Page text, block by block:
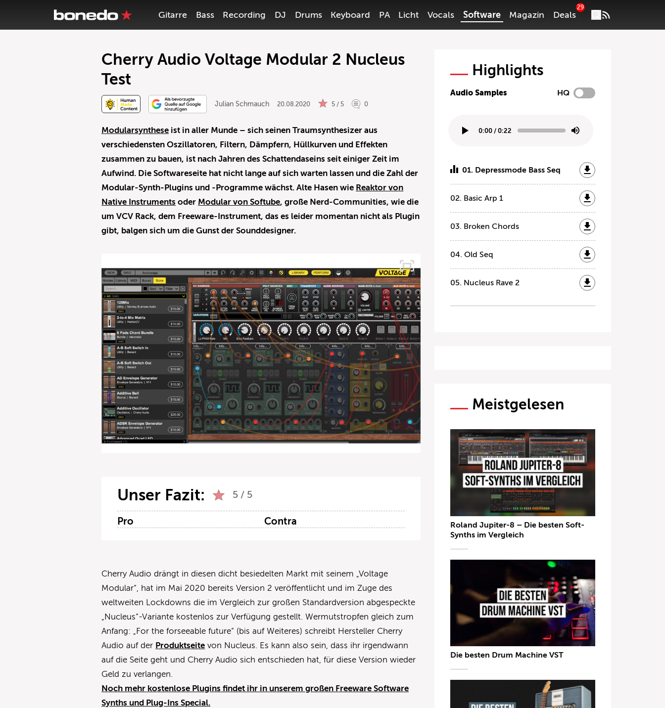
Gitarre Bass Recording DJ Drums Keyboard PA Licht Vocals Software Magazin Deals
29
Cherry Audio Voltage Modular 2 Nucleus
Test
Julian Schmauch 20.08.2020 5 / 5 0
Modularsynthese ist in aller Munde – sich seinen Traumsynthesizer aus
verschiedensten Oszillatoren, Filtern, Dämpfern, Hüllkurven und Effekten
zusammen zu bauen, ist nach Jahren des Schattendaseins seit einiger Zeit im
Aufwind. Die Softwareseite hat nicht lange auf sich warten lassen und die Zahl der
Modular-Synth-Plugins und -Programme wächst. Alte Hasen wie Reaktor von
Native Instruments oder Modular von Softube, große Nerd-Communities, wie die
um VCV Rack, dem Freeware-Instrument, das es leider momentan nicht als Plugin
gibt, balgen sich um die Gunst der Sounddesigner.
Unser Fazit: 5 / 5
Pro Contra
Cherry Audio drängt in diesen dicht besiedelten Markt mit seinem „Voltage
Modular“, hat im Mai 2020 bereits Version 2 veröffentlicht und im Zuge des
weltweiten Lockdowns die im Vergleich zur großen Standardversion abgespeckte
„Nucleus“-Variante kostenlos zur Verfügung gestellt. Wermutstropfen gleich zum
Anfang: „For the forseeable future“ (bis auf Weiteres) schreibt Hersteller Cherry
Audio auf der Produktseite von Nucleus. Es kann also sein, dass ihr irgendwann
auf die Seite geht und Cherry Audio sich entschieden hat, für diese Version wieder
Geld zu verlangen.
Noch mehr kostenlose Plugins findet ihr in unserem großen Freeware Software
Synths und Plug-Ins Special.
Highlights
Audio Samples HQ
0:00 / 0:22
01. Depressmode Bass Seq
02. Basic Arp 1
03. Broken Chords
04. Old Seq
05. Nucleus Rave 2
Meistgelesen
Roland Jupiter-8 – Die besten Soft-
Synths im Vergleich
Die besten Drum Machine VST